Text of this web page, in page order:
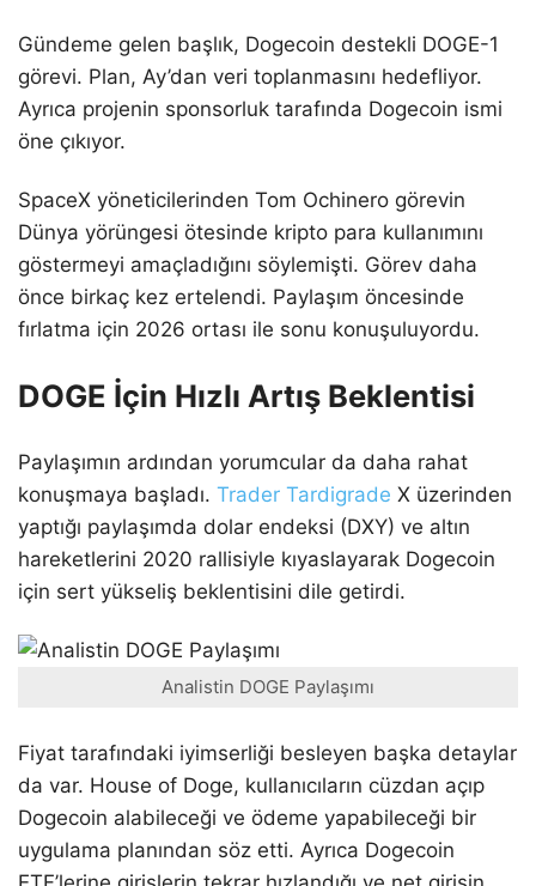
Gündeme gelen başlık, Dogecoin destekli DOGE-1
görevi. Plan, Ay’dan veri toplanmasını hedefliyor.
Ayrıca projenin sponsorluk tarafında Dogecoin ismi
öne çıkıyor.
SpaceX yöneticilerinden Tom Ochinero görevin
Dünya yörüngesi ötesinde kripto para kullanımını
göstermeyi amaçladığını söylemişti. Görev daha
önce birkaç kez ertelendi. Paylaşım öncesinde
fırlatma için 2026 ortası ile sonu konuşuluyordu.
DOGE İçin Hızlı Artış Beklentisi
Paylaşımın ardından yorumcular da daha rahat
konuşmaya başladı. Trader Tardigrade X üzerinden
yaptığı paylaşımda dolar endeksi (DXY) ve altın
hareketlerini 2020 rallisiyle kıyaslayarak Dogecoin
için sert yükseliş beklentisini dile getirdi.
Analistin DOGE Paylaşımı
Fiyat tarafındaki iyimserliği besleyen başka detaylar
da var. House of Doge, kullanıcıların cüzdan açıp
Dogecoin alabileceği ve ödeme yapabileceği bir
uygulama planından söz etti. Ayrıca Dogecoin